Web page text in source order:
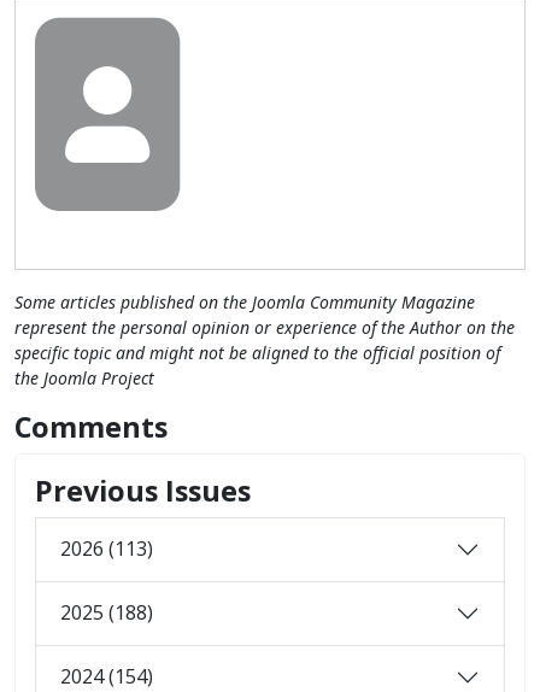
Some articles published on the Joomla Community Magazine
represent the personal opinion or experience of the Author on the
specific topic and might not be aligned to the official position of
the Joomla Project
Comments
Previous Issues
2026 (113)
2025 (188)
2024 (154)